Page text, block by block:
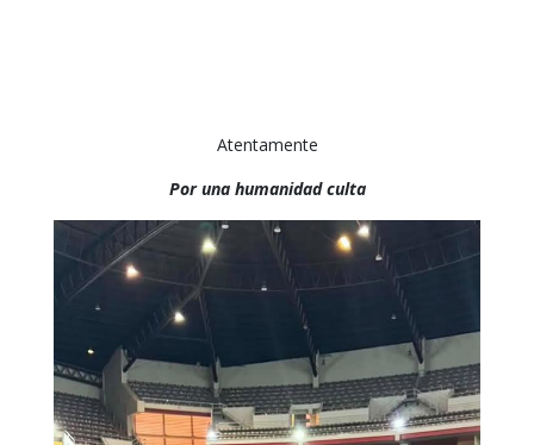
Atentamente
Por una humanidad culta